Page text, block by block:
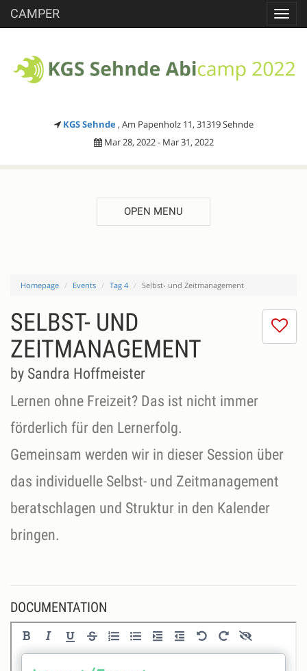
CAMPER
KGS Sehnde , Am Papenholz 11, 31319 Sehnde
Mar 28, 2022 - Mar 31, 2022
OPEN MENU
Homepage Events Tag 4 Selbst- und Zeitmanagement
I
SELBST- UND
ZEITMANAGEMENT
by Sandra Hoffmeister
Lernen ohne Freizeit? Das ist nicht immer
förderlich für den Lernerfolg.
Gemeinsam werden wir in dieser Session über
das individuelle Selbst- und Zeitmanagement
beratschlagen und Struktur in den Kalender
bringen.
DOCUMENTATION